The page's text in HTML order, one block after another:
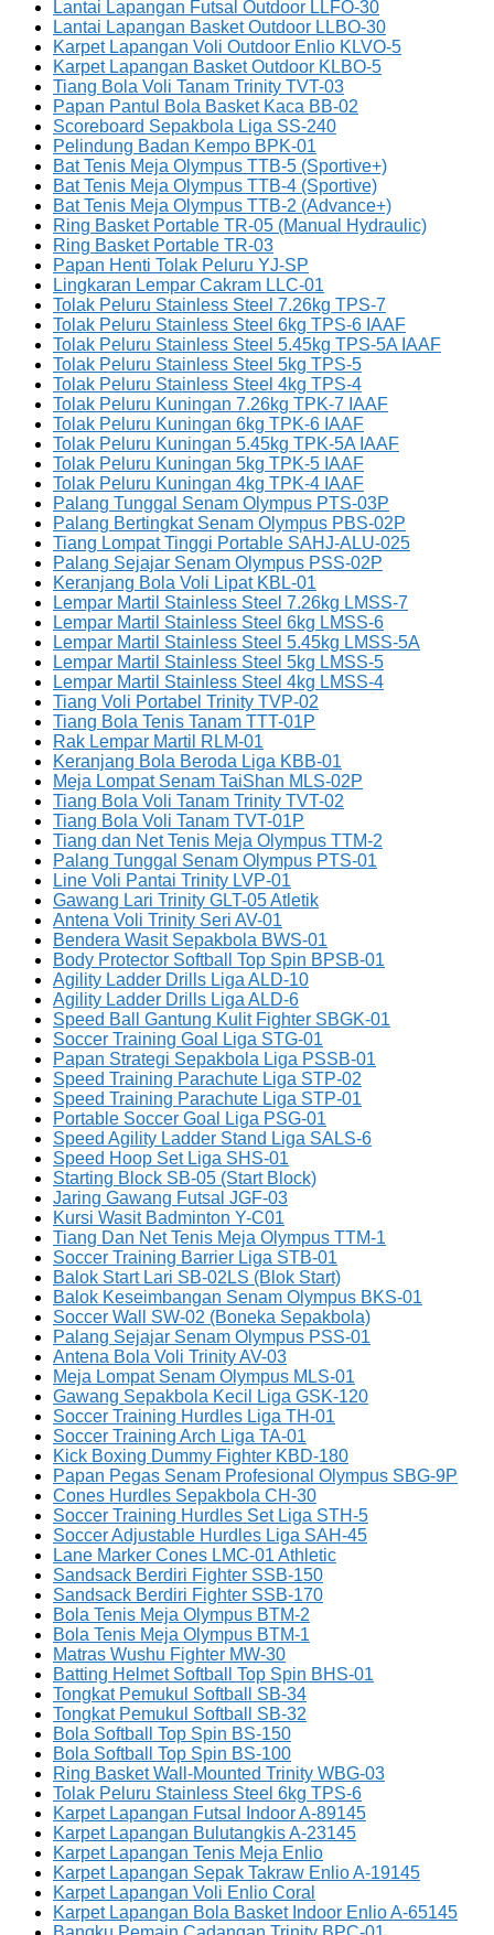
Lantai Lapangan Futsal Outdoor LLFO-30
Lantai Lapangan Basket Outdoor LLBO-30
Karpet Lapangan Voli Outdoor Enlio KLVO-5
Karpet Lapangan Basket Outdoor KLBO-5
Tiang Bola Voli Tanam Trinity TVT-03
Papan Pantul Bola Basket Kaca BB-02
Scoreboard Sepakbola Liga SS-240
Pelindung Badan Kempo BPK-01
Bat Tenis Meja Olympus TTB-5 (Sportive+)
Bat Tenis Meja Olympus TTB-4 (Sportive)
Bat Tenis Meja Olympus TTB-2 (Advance+)
Ring Basket Portable TR-05 (Manual Hydraulic)
Ring Basket Portable TR-03
Papan Henti Tolak Peluru YJ-SP
Lingkaran Lempar Cakram LLC-01
Tolak Peluru Stainless Steel 7.26kg TPS-7
Tolak Peluru Stainless Steel 6kg TPS-6 IAAF
Tolak Peluru Stainless Steel 5.45kg TPS-5A IAAF
Tolak Peluru Stainless Steel 5kg TPS-5
Tolak Peluru Stainless Steel 4kg TPS-4
Tolak Peluru Kuningan 7.26kg TPK-7 IAAF
Tolak Peluru Kuningan 6kg TPK-6 IAAF
Tolak Peluru Kuningan 5.45kg TPK-5A IAAF
Tolak Peluru Kuningan 5kg TPK-5 IAAF
Tolak Peluru Kuningan 4kg TPK-4 IAAF
Palang Tunggal Senam Olympus PTS-03P
Palang Bertingkat Senam Olympus PBS-02P
Tiang Lompat Tinggi Portable SAHJ-ALU-025
Palang Sejajar Senam Olympus PSS-02P
Keranjang Bola Voli Lipat KBL-01
Lempar Martil Stainless Steel 7.26kg LMSS-7
Lempar Martil Stainless Steel 6kg LMSS-6
Lempar Martil Stainless Steel 5.45kg LMSS-5A
Lempar Martil Stainless Steel 5kg LMSS-5
Lempar Martil Stainless Steel 4kg LMSS-4
Tiang Voli Portabel Trinity TVP-02
Tiang Bola Tenis Tanam TTT-01P
Rak Lempar Martil RLM-01
Keranjang Bola Beroda Liga KBB-01
Meja Lompat Senam TaiShan MLS-02P
Tiang Bola Voli Tanam Trinity TVT-02
Tiang Bola Voli Tanam TVT-01P
Tiang dan Net Tenis Meja Olympus TTM-2
Palang Tunggal Senam Olympus PTS-01
Line Voli Pantai Trinity LVP-01
Gawang Lari Trinity GLT-05 Atletik
Antena Voli Trinity Seri AV-01
Bendera Wasit Sepakbola BWS-01
Body Protector Softball Top Spin BPSB-01
Agility Ladder Drills Liga ALD-10
Agility Ladder Drills Liga ALD-6
Speed Ball Gantung Kulit Fighter SBGK-01
Soccer Training Goal Liga STG-01
Papan Strategi Sepakbola Liga PSSB-01
Speed Training Parachute Liga STP-02
Speed Training Parachute Liga STP-01
Portable Soccer Goal Liga PSG-01
Speed Agility Ladder Stand Liga SALS-6
Speed Hoop Set Liga SHS-01
Starting Block SB-05 (Start Block)
Jaring Gawang Futsal JGF-03
Kursi Wasit Badminton Y-C01
Tiang Dan Net Tenis Meja Olympus TTM-1
Soccer Training Barrier Liga STB-01
Balok Start Lari SB-02LS (Blok Start)
Balok Keseimbangan Senam Olympus BKS-01
Soccer Wall SW-02 (Boneka Sepakbola)
Palang Sejajar Senam Olympus PSS-01
Antena Bola Voli Trinity AV-03
Meja Lompat Senam Olympus MLS-01
Gawang Sepakbola Kecil Liga GSK-120
Soccer Training Hurdles Liga TH-01
Soccer Training Arch Liga TA-01
Kick Boxing Dummy Fighter KBD-180
Papan Pegas Senam Profesional Olympus SBG-9P
Cones Hurdles Sepakbola CH-30
Soccer Training Hurdles Set Liga STH-5
Soccer Adjustable Hurdles Liga SAH-45
Lane Marker Cones LMC-01 Athletic
Sandsack Berdiri Fighter SSB-150
Sandsack Berdiri Fighter SSB-170
Bola Tenis Meja Olympus BTM-2
Bola Tenis Meja Olympus BTM-1
Matras Wushu Fighter MW-30
Batting Helmet Softball Top Spin BHS-01
Tongkat Pemukul Softball SB-34
Tongkat Pemukul Softball SB-32
Bola Softball Top Spin BS-150
Bola Softball Top Spin BS-100
Ring Basket Wall-Mounted Trinity WBG-03
Tolak Peluru Stainless Steel 6kg TPS-6
Karpet Lapangan Futsal Indoor A-89145
Karpet Lapangan Bulutangkis A-23145
Karpet Lapangan Tenis Meja Enlio
Karpet Lapangan Sepak Takraw Enlio A-19145
Karpet Lapangan Voli Enlio Coral
Karpet Lapangan Bola Basket Indoor Enlio A-65145